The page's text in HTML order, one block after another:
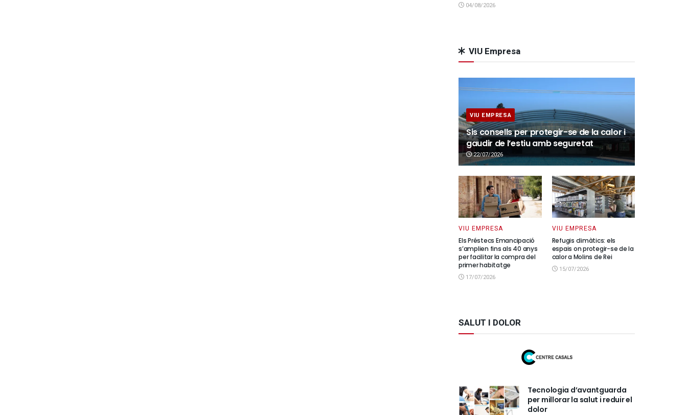
04/08/2026
VIU Empresa
VIU EMPRESA
Sis consells per protegir-se de la calor i
gaudir de l’estiu amb seguretat
22/07/2026
VIU EMPRESA
Els Préstecs Emancipació
s’amplien fins als 40 anys
per facilitar la compra del
primer habitatge
17/07/2026
VIU EMPRESA
Refugis climàtics: els
espais on protegir-se de la
calor a Molins de Rei
15/07/2026
SALUT I DOLOR
Tecnologia d’avantguarda
per millorar la salut i reduir el
dolor